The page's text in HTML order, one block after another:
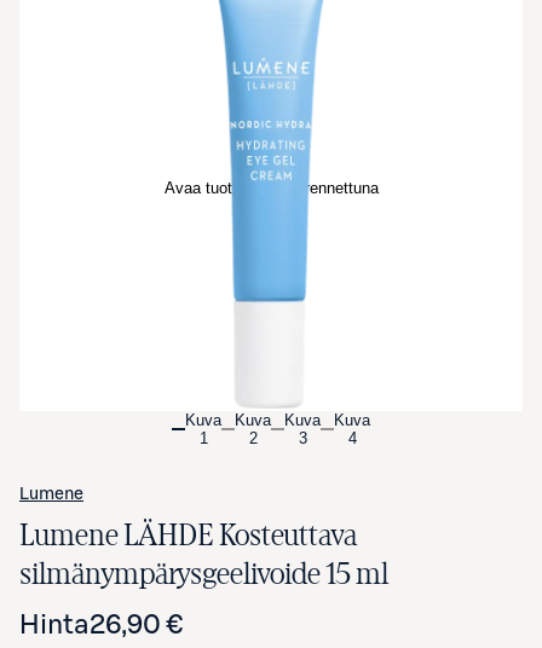
Avaa tuotekuva suurennettuna
Kuva
1
Kuva
2
Kuva
3
Kuva
4
Lumene
Lumene LÄHDE Kosteuttava
silmänympärysgeelivoide 15 ml
Hinta26,90 €